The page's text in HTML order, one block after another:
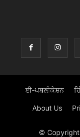
ਈ-ਪਬਲੀਕੇਸ਼ਨ
About Us
© Copyright